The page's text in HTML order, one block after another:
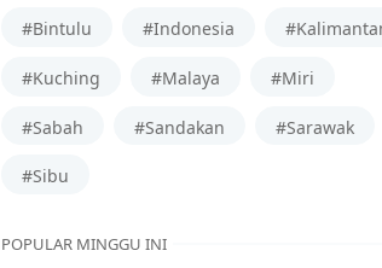
#Bintulu #Indonesia
#Kuching #Malaya #Miri
#Sabah #Sandakan #Sarawak
#Sibu
POPULAR MINGGU INI